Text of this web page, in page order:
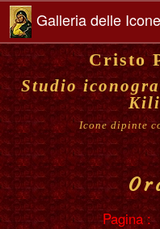
Galleria delle Icone
Cristo
Studio
Icone dipinte
Pagina :